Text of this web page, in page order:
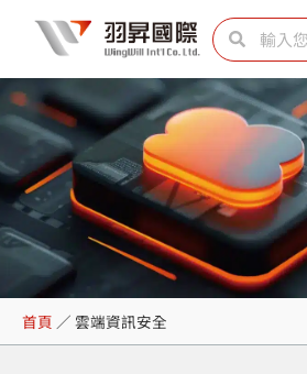
主
要
內
搜
尋 尋
雲端資訊安全
首頁 ／ 雲端資訊安全